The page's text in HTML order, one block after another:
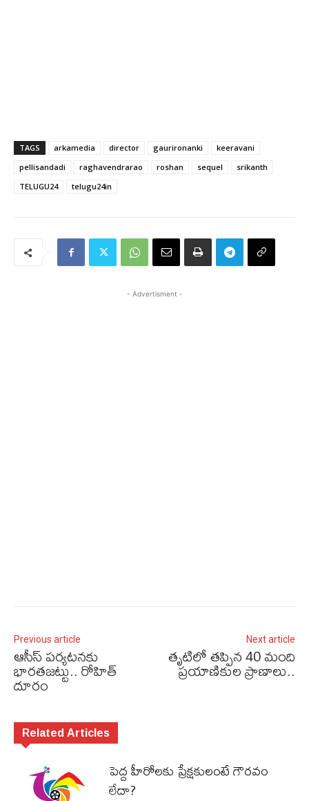
TAGS arkamedia director gaurironanki
keeravani
pellisandadi
raghavendrarao roshan sequel
srikanth
TELUGU24
telugu24in
- Advertisment -
Previous article
ఆసీస్‌ పర్యటనకు
భారతజట్టు.. రోహిత్
దూరం
Next article
తృటిలో తప్పిన 40 మంది
ప్రయాణికుల ప్రాణాలు..
Related Articles
పెద్ద హీరోల‌కు ప్రేక్ష‌కులంటే గౌర‌వం
లేదా?